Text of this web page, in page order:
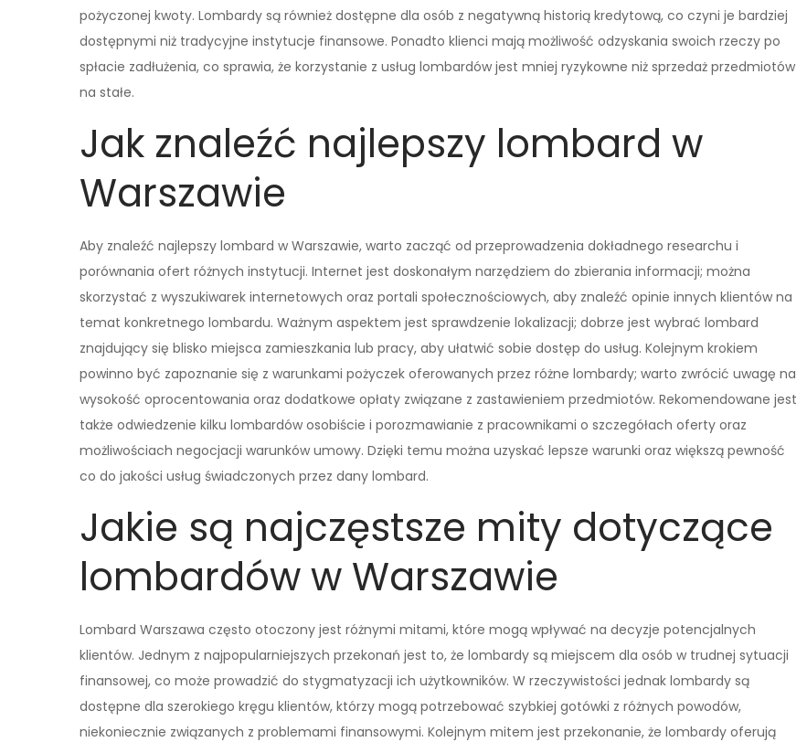
pożyczonej kwoty. Lombardy są również dostępne dla osób z negatywną historią kredytową, co czyni je bardziej
dostępnymi niż tradycyjne instytucje finansowe. Ponadto klienci mają możliwość odzyskania swoich rzeczy po
spłacie zadłużenia, co sprawia, że korzystanie z usług lombardów jest mniej ryzykowne niż sprzedaż przedmiotów
na stałe.
Jak znaleźć najlepszy lombard w
Warszawie
Aby znaleźć najlepszy lombard w Warszawie, warto zacząć od przeprowadzenia dokładnego researchu i
porównania ofert różnych instytucji. Internet jest doskonałym narzędziem do zbierania informacji; można
skorzystać z wyszukiwarek internetowych oraz portali społecznościowych, aby znaleźć opinie innych klientów na
temat konkretnego lombardu. Ważnym aspektem jest sprawdzenie lokalizacji; dobrze jest wybrać lombard
znajdujący się blisko miejsca zamieszkania lub pracy, aby ułatwić sobie dostęp do usług. Kolejnym krokiem
powinno być zapoznanie się z warunkami pożyczek oferowanych przez różne lombardy; warto zwrócić uwagę na
wysokość oprocentowania oraz dodatkowe opłaty związane z zastawieniem przedmiotów. Rekomendowane jest
także odwiedzenie kilku lombardów osobiście i porozmawianie z pracownikami o szczegółach oferty oraz
możliwościach negocjacji warunków umowy. Dzięki temu można uzyskać lepsze warunki oraz większą pewność
co do jakości usług świadczonych przez dany lombard.
Jakie są najczęstsze mity dotyczące
lombardów w Warszawie
Lombard Warszawa często otoczony jest różnymi mitami, które mogą wpływać na decyzje potencjalnych
klientów. Jednym z najpopularniejszych przekonań jest to, że lombardy są miejscem dla osób w trudnej sytuacji
finansowej, co może prowadzić do stygmatyzacji ich użytkowników. W rzeczywistości jednak lombardy są
dostępne dla szerokiego kręgu klientów, którzy mogą potrzebować szybkiej gotówki z różnych powodów,
niekoniecznie związanych z problemami finansowymi. Kolejnym mitem jest przekonanie, że lombardy oferują